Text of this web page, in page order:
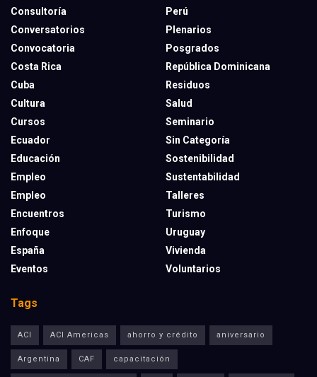
Consultoría
Conversatorios
Convocatoria
Costa Rica
Cuba
Cultura
Cursos
Ecuador
Educación
Empleo
Empleo
Encuentros
Enfoque
España
Eventos
Perú
Plenarios
Posgrados
República Dominicana
Residuos
Salud
Seminario
Sin Categoría
Sostenibilidad
Sustentabilidad
Talleres
Turismo
Uruguay
Vivienda
Voluntarios
Tags
ACI ACI Americas ahorro y crédito aniversario
Argentina CAF capacitación